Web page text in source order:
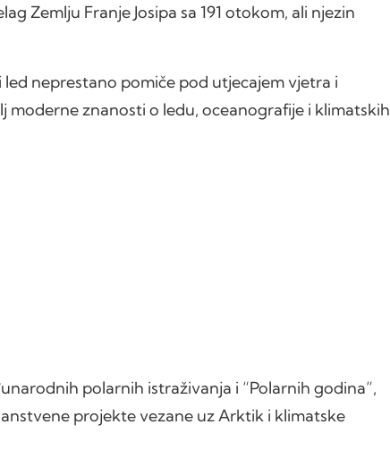
Zemlju Franje Josipa sa 191 otokom, ali njezin
neprestano pomiče pod utjecajem vjetra i
znanosti o ledu, oceanografije i klimatskih
polarnih istraživanja i “Polarnih godina”,
projekte vezane uz Arktik i klimatske